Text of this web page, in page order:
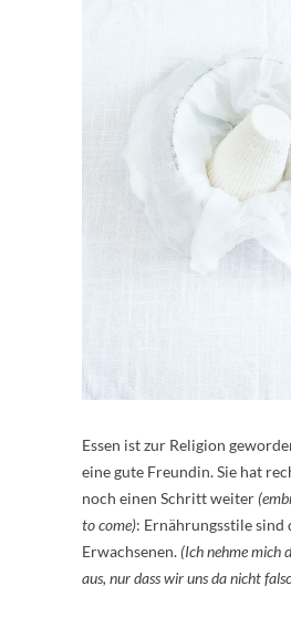
Essen ist zur Religion
eine gute Freundin. Sie hat
noch einen Schritt weiter
to come): Ernährungsstile sind
Erwachsenen. (Ich nehme mich
aus, nur dass wir uns da nicht